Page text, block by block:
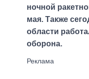
ночной
мая. Также
области
оборона.